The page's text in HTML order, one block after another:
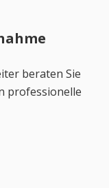
beraten Sie
professionelle